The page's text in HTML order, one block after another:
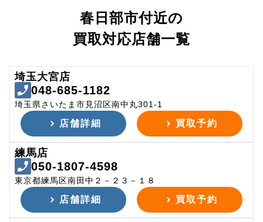
春日部市付近の
買取対応店舗一覧
埼玉大宮店
048-685-1182
埼玉県さいたま市見沼区南中丸301-1
店舗詳細 買取予約
練馬店
050-1807-4598
東京都練馬区南田中２－２３－１８
店舗詳細 買取予約